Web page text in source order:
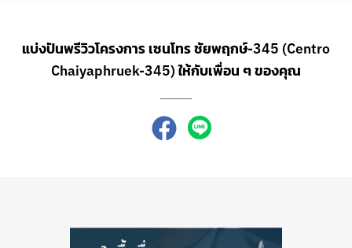
แบ่งปันพรีวิวโครงการ เซนโทร ชัยพฤกษ์-345 (Centro
Chaiyaphruek-345) ให้กับเพื่อน ๆ ของคุณ